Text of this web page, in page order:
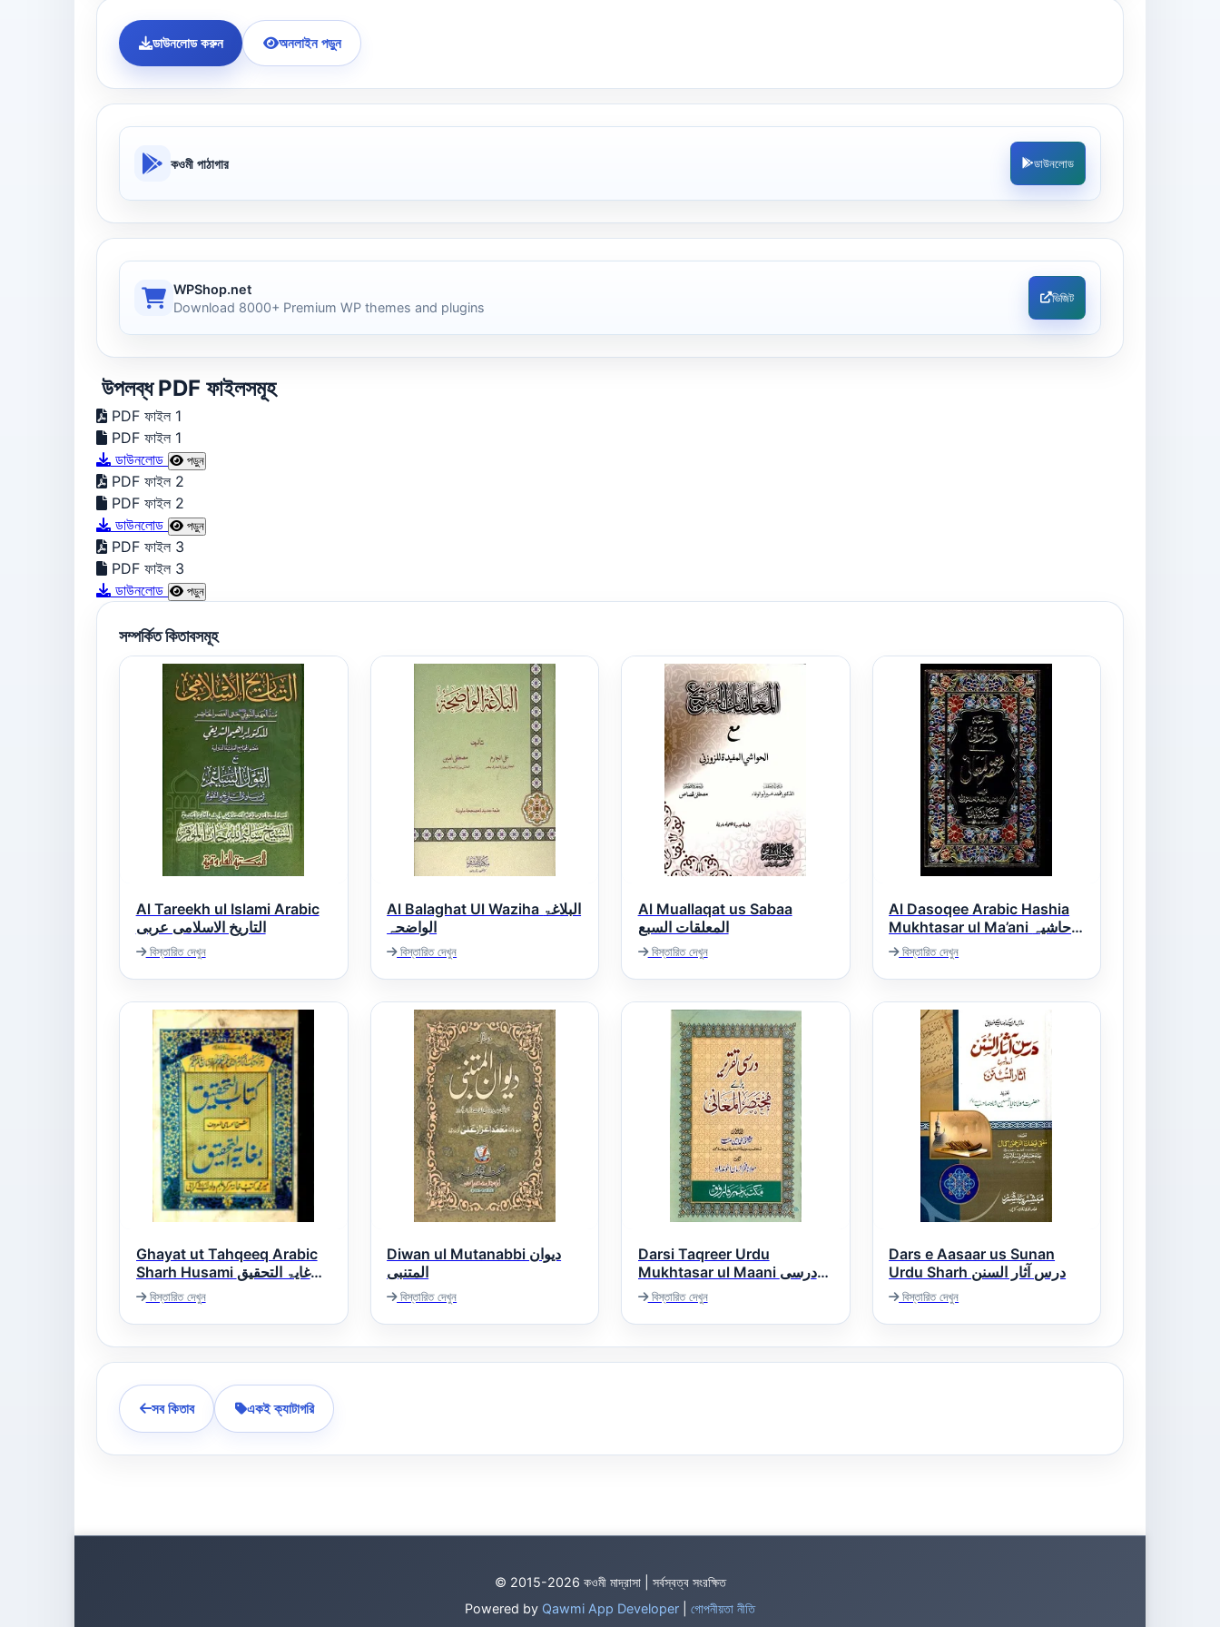
ডাউনলোড করুন অনলাইন পড়ুন
কওমী পাঠাগার ডাউনলোড
WPShop.net
Download 8000+ Premium WP themes and plugins
ভিজিট
উপলব্ধ PDF ফাইলসমূহ
PDF ফাইল 1
PDF ফাইল 1
ডাউনলোড
পড়ুন
PDF ফাইল 2
PDF ফাইল 2
ডাউনলোড
পড়ুন
PDF ফাইল 3
PDF ফাইল 3
ডাউনলোড
পড়ুন
সম্পর্কিত কিতাবসমূহ
Al Tareekh ul Islami Arabic
التاریخ الاسلامی عربی
বিস্তারিত দেখুন
Al Balaghat Ul Waziha البلاغۃ
الواضحہ
বিস্তারিত দেখুন
Al Muallaqat us Sabaa
المعلقات السبع
বিস্তারিত দেখুন
Al Dasoqee Arabic Hashia
Mukhtasar ul Ma’ani حاشیہ
دسوقی عربی شرح مختصر
المعانی
বিস্তারিত দেখুন
Ghayat ut Tahqeeq Arabic
Sharh Husami غایۃ التحقیق
عربی شرح الحسامی
বিস্তারিত দেখুন
Diwan ul Mutanabbi دیوان
المتنبی
বিস্তারিত দেখুন
Darsi Taqreer Urdu
Mukhtasar ul Maani درسی
تقریر مختصر المعانی اردو
বিস্তারিত দেখুন
Dars e Aasaar us Sunan
Urdu Sharh درس آثار السنن
বিস্তারিত দেখুন
সব কিতাব একই ক্যাটাগরি
© 2015-2026 কওমী মাদ্রাসা | সর্বস্বত্ব সংরক্ষিত
Powered by Qawmi App Developer গোপনীয়তা নীতি